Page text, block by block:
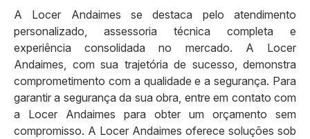
A Locer Andaimes se destaca pelo atendimento
personalizado, assessoria técnica completa e
experiência consolidada no mercado. A Locer
Andaimes, com sua trajetória de sucesso, demonstra
comprometimento com a qualidade e a segurança. Para
garantir a segurança da sua obra, entre em contato com
a Locer Andaimes para obter um orçamento sem
compromisso. A Locer Andaimes oferece soluções sob